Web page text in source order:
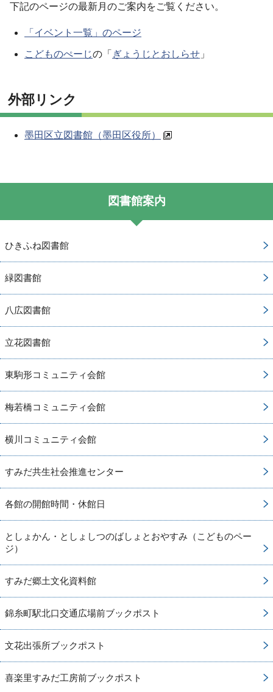
下記のページの最新月のご案内をご覧ください。
「イベント一覧」のページ
こどものぺーじの「 ぎょうじとおしらせ 」
外部リンク
墨田区立図書館（墨田区役所）
図書館案内
ひきふね図書館
緑図書館
八広図書館
立花図書館
東駒形コミュニティ会館
梅若橋コミュニティ会館
横川コミュニティ会館
すみだ共生社会推進センター
各館の開館時間・休館日
としょかん・としょしつのばしょとおやすみ（こどものペー
ジ）
すみだ郷土文化資料館
錦糸町駅北口交通広場前ブックポスト
文花出張所ブックポスト
喜楽里すみだ工房前ブックポスト